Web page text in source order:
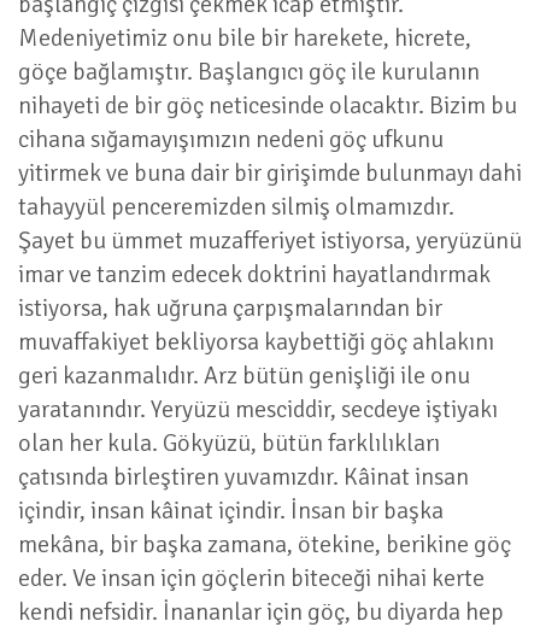
Medeniyetimiz onu bile bir harekete, hicrete,
göçe bağlamıştır. Başlangıcı göç ile kurulanın
nihayeti de bir göç neticesinde olacaktır. Bizim bu
cihana sığamayışımızın nedeni göç ufkunu
yitirmek ve buna dair bir girişimde bulunmayı dahi
tahayyül penceremizden silmiş olmamızdır.
Şayet bu ümmet muzafferiyet istiyorsa, yeryüzünü
imar ve tanzim edecek doktrini hayatlandırmak
istiyorsa, hak uğruna çarpışmalarından bir
muvaffakiyet bekliyorsa kaybettiği göç ahlakını
geri kazanmalıdır. Arz bütün genişliği ile onu
yaratanındır. Yeryüzü mesciddir, secdeye iştiyakı
olan her kula. Gökyüzü, bütün farklılıkları
çatısında birleştiren yuvamızdır. Kâinat insan
içindir, insan kâinat içindir. İnsan bir başka
mekâna, bir başka zamana, ötekine, berikine göç
eder. Ve insan için göçlerin biteceği nihai kerte
kendi nefsidir. İnananlar için göç, bu diyarda hep